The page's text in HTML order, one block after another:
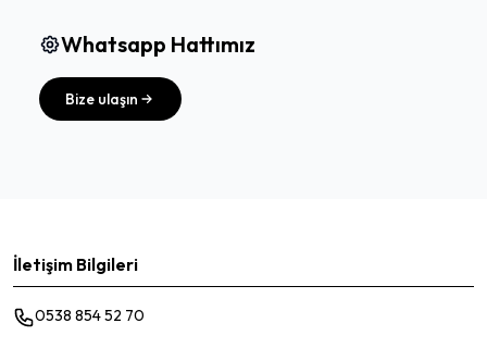
Whatsapp Hattımız
Bize ulaşın
İletişim Bilgileri
0538 854 52 70